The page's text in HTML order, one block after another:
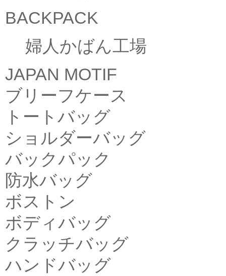
BACKPACK
婦人かばん工場
JAPAN MOTIF
ブリーフケース
トートバッグ
ショルダーバッグ
バックパック
防水バッグ
ボストン
ボディバッグ
クラッチバッグ
ハンドバッグ